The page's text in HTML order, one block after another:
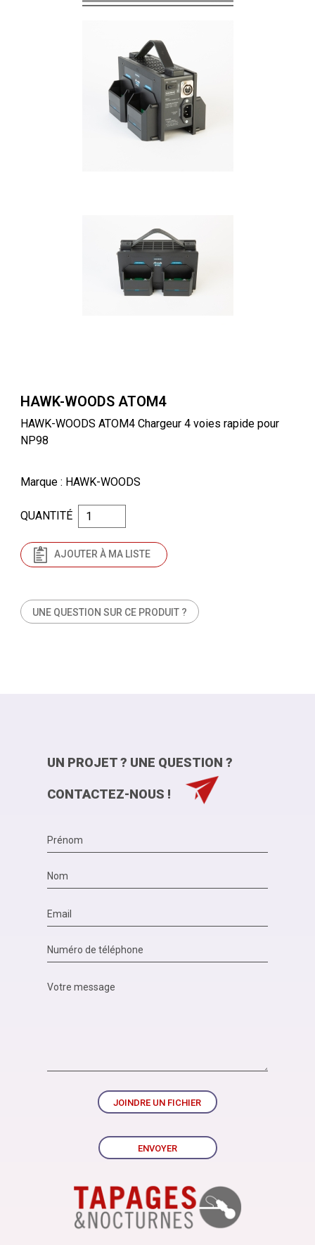
HAWK-WOODS ATOM4
HAWK-WOODS ATOM4 Chargeur 4 voies rapide pour
NP98
Marque : HAWK-WOODS
UNE QUESTION SUR CE PRODUIT ?
QUANTITÉ
AJOUTER À MA LISTE
UN PROJET ? UNE QUESTION ?
CONTACTEZ-NOUS !
JOINDRE UN FICHIER
ENVOYER